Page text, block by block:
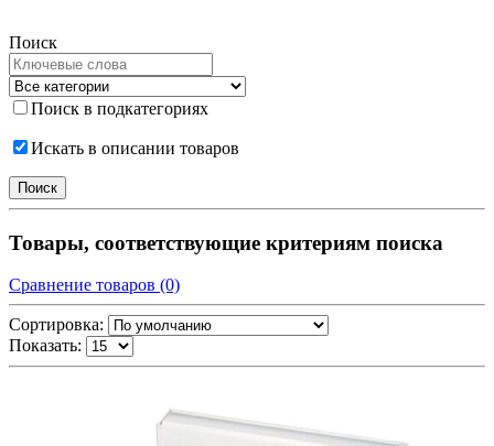
Поиск
Поиск в подкатегориях
Искать в описании товаров
Товары, соответствующие критериям поиска
Сравнение товаров (0)
Сортировка:
Показать: